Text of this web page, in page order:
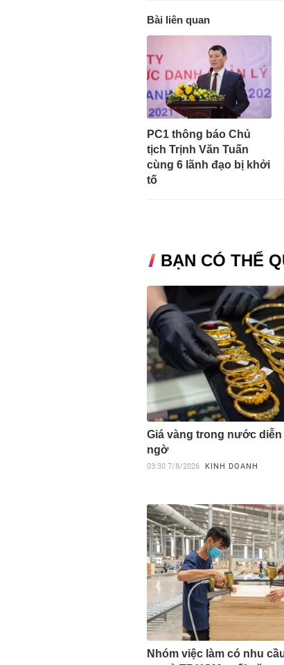
Bài liên quan
PC1 thông báo Chủ
tịch Trịnh Văn Tuấn
cùng 6 lãnh đạo bị khởi
tố
BẠN CÓ THỂ
Giá vàng trong nước diễn
ngờ
03:30 7/8/2026 KINH DOANH
Nhóm việc làm có nhu